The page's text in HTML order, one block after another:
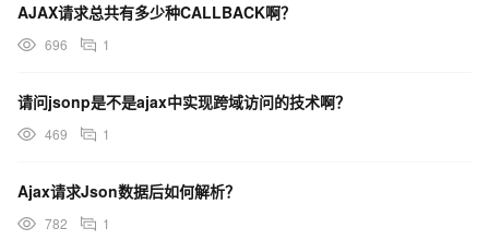
AJAX请求总共有多少种CALLBACK啊？
696 1
请问jsonp是不是ajax中实现跨域访问的技术啊？
469 1
Ajax请求Json数据后如何解析？
782 1